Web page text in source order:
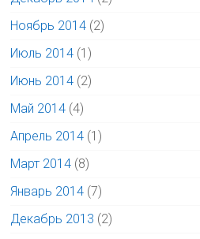
Ноябрь 2014 (2)
Июль 2014 (1)
Июнь 2014 (2)
Май 2014 (4)
Апрель 2014 (1)
Март 2014 (8)
Январь 2014 (7)
Декабрь 2013 (2)